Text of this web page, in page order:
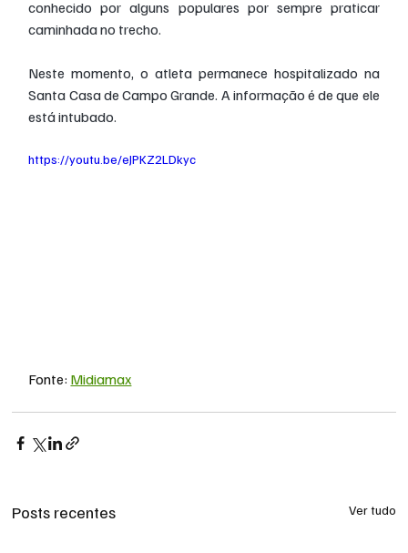
conhecido por alguns populares por sempre praticar
caminhada no trecho.
Neste momento, o atleta permanece hospitalizado na
Santa Casa de Campo Grande. A informação é de que ele
está intubado.
https://youtu.be/eJPKZ2LDkyc
Fonte: Midiamax
Posts recentes Ver tudo